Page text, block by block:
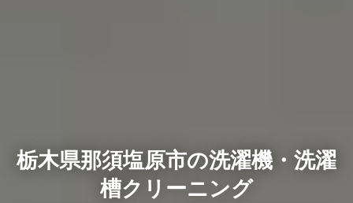
栃木県那須塩原市の洗濯機・洗濯
槽クリーニング